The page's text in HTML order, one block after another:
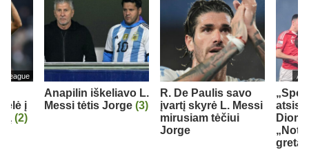
League
į
(2)
Anapilin iškeliavo L.
Messi tėtis Jorge (3)
R. De Paulis savo
įvartį skyrė L. Messi
mirusiam tėčiui
Jorge
gretas